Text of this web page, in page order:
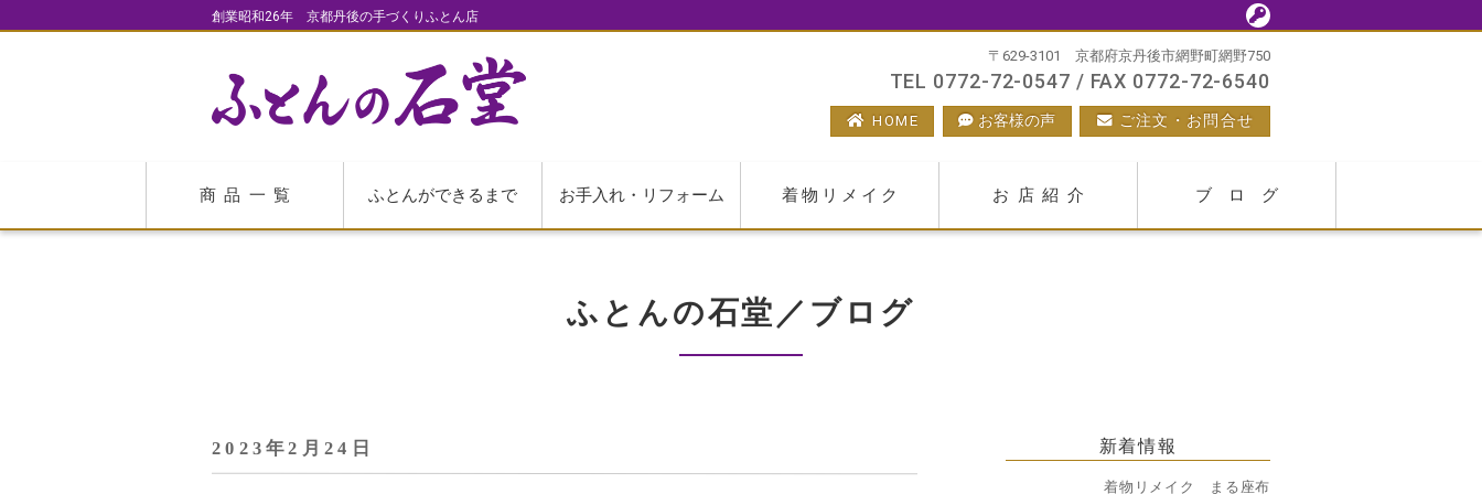
創業昭和26年 京都丹後の手づくりふとん店
〒629-3101 京都府京丹後市網野町網野750
TEL 0772-72-0547 / FAX 0772-72-6540
HOME お客様の声 ご注文・お問合せ
商品一覧 ふとんができるまで お手入れ・リフォーム 着物リメイク お店紹介 ブログ
ふとんの石堂／ブログ
2023年2月24日 新着情報
着物リメイク まる座布